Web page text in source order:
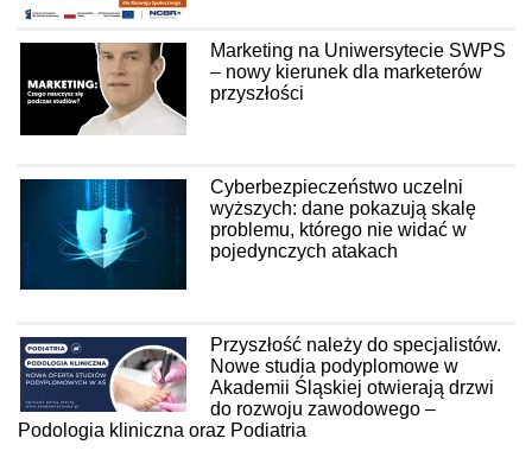
Marketing na Uniwersytecie SWPS
– nowy kierunek dla marketerów
przyszłości
Cyberbezpieczeństwo uczelni
wyższych: dane pokazują skalę
problemu, którego nie widać w
pojedynczych atakach
Przyszłość należy do specjalistów.
Nowe studia podyplomowe w
Akademii Śląskiej otwierają drzwi
do rozwoju zawodowego –
Podologia kliniczna oraz Podiatria